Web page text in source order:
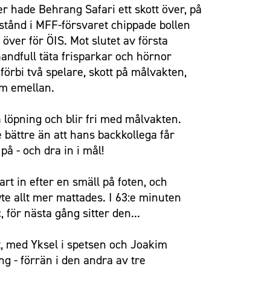
Behrang Safari ett skott över, på
i MFF-försvaret chippade bollen
för ÖIS. Mot slutet av första
täta frisparkar och hörnor
två spelare, skott på målvakten,
emellan.
och blir fri med målvakten.
än att hans backkollega får
- och dra in i mål!
in efter en smäll på foten, och
allt mer mattades. I 63:e minuten
för nästa gång sitter den...
Yksel i spetsen och Joakim
- förrän i den andra av tre